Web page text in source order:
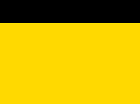
Verwendung von